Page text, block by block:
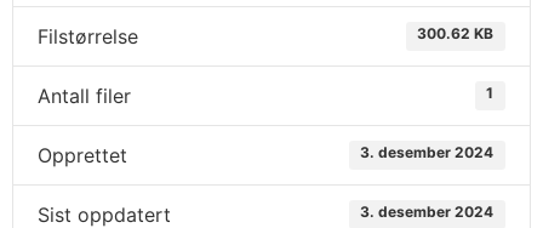
Filstørrelse 300.62 KB
Antall filer 1
Opprettet 3. desember 2024
Sist oppdatert 3. desember 2024